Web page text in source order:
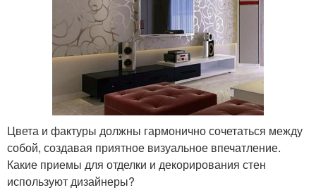
Цвета и фактуры должны гармонично сочетаться между
собой, создавая приятное визуальное впечатление.
Какие приемы для отделки и декорирования стен
используют дизайнеры?